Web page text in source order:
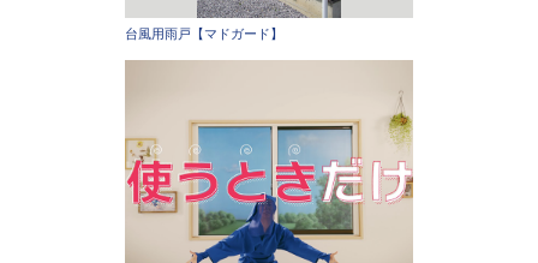
台風用雨戸【マドガード】